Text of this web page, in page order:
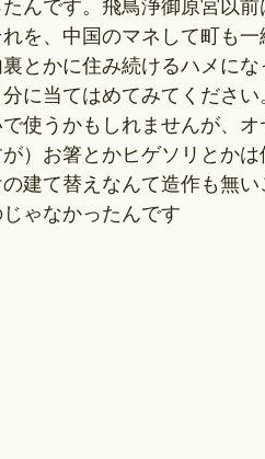
たんです。飛鳥浄御原宮以
れを、中国のマネして町も
とかに住み続けるハメにな
分に当てはめてみてくださ
で使うかもしれませんが、
）お箸とかヒゲソリとか
の建て替えなんて造作も無
ゃなかったんです